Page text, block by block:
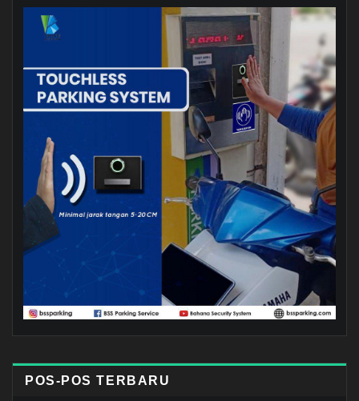
POS-POS TERBARU